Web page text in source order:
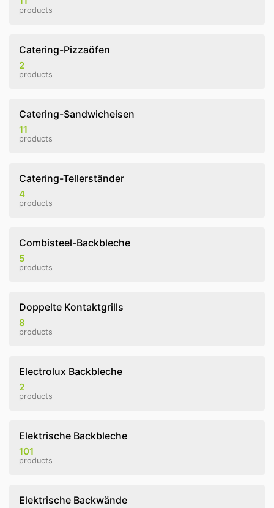
products
Catering-Pizzaöfen
2
products
Catering-Sandwicheisen
11
products
Catering-Tellerständer
4
products
Combisteel-Backbleche
5
products
Doppelte Kontaktgrills
8
products
Electrolux Backbleche
2
products
Elektrische Backbleche
101
products
Elektrische Backwände